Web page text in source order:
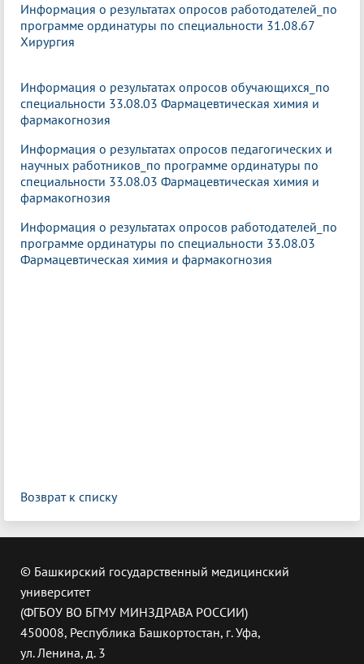
Информация о результатах опросов работодателей_по
программе ординатуры по специальности 31.08.67
Хирургия
Информация о результатах опросов обучающихся_по
специальности 33.08.03 Фармацевтическая химия и
фармакогнозия
Информация о результатах опросов педагогических и
научных работников_по программе ординатуры по
специальности 33.08.03 Фармацевтическая химия и
фармакогнозия
Информация о результатах опросов работодателей_по
программе ординатуры по специальности 33.08.03
Фармацевтическая химия и фармакогнозия
Возврат к списку
© Башкирский государственный медицинский
университет
(ФГБОУ ВО БГМУ МИНЗДРАВА РОССИИ)
450008, Республика Башкортостан, г. Уфа,
ул. Ленина, д. 3